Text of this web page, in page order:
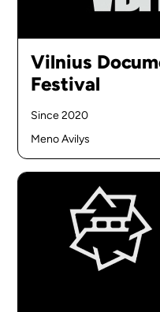
Vilnius
Festival
Since 2020
Meno Avilys